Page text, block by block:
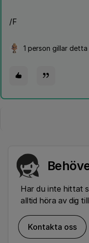
/F
1 person gillar detta
Har du inte hittat
alltid höra av dig
Kontakta oss